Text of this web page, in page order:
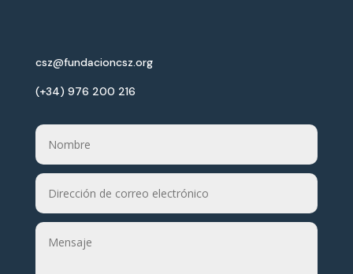
csz@fundacioncsz.org
(+34) 976 200 216